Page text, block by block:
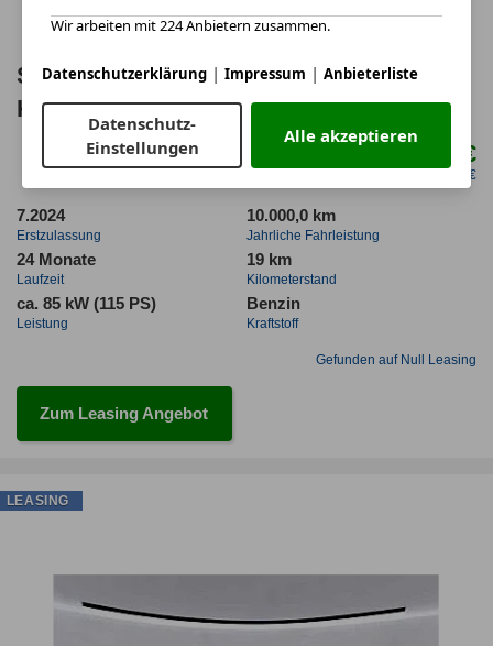
Seat Arona FR DSG NAVI VIRT ACC
KAM SHZ CARPLAY LED
159,00 €
netto mtl. 133,61 €
7.2024
Erstzulassung
10.000,0 km
Jahrliche Fahrleistung
24 Monate
Laufzeit
19 km
Kilometerstand
ca. 85 kW (115 PS)
Leistung
Benzin
Kraftstoff
Gefunden auf Null Leasing
Zum Leasing Angebot
LEASING
Wir arbeiten mit 224 Anbietern zusammen.
Datenschutzerklärung | Impressum | Anbieterliste
Datenschutz-
Einstellungen
Alle akzeptieren